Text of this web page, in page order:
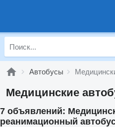
Автобусы
Медицинские
7 объявлений:
реанимационный